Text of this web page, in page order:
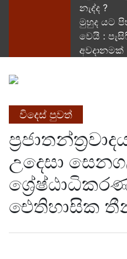
නැද්ද ?
මුහුද යට
වෙයි :
අවදානමක්
විදෙස් පුවත්
උදෙසා
ඓතිහාසික